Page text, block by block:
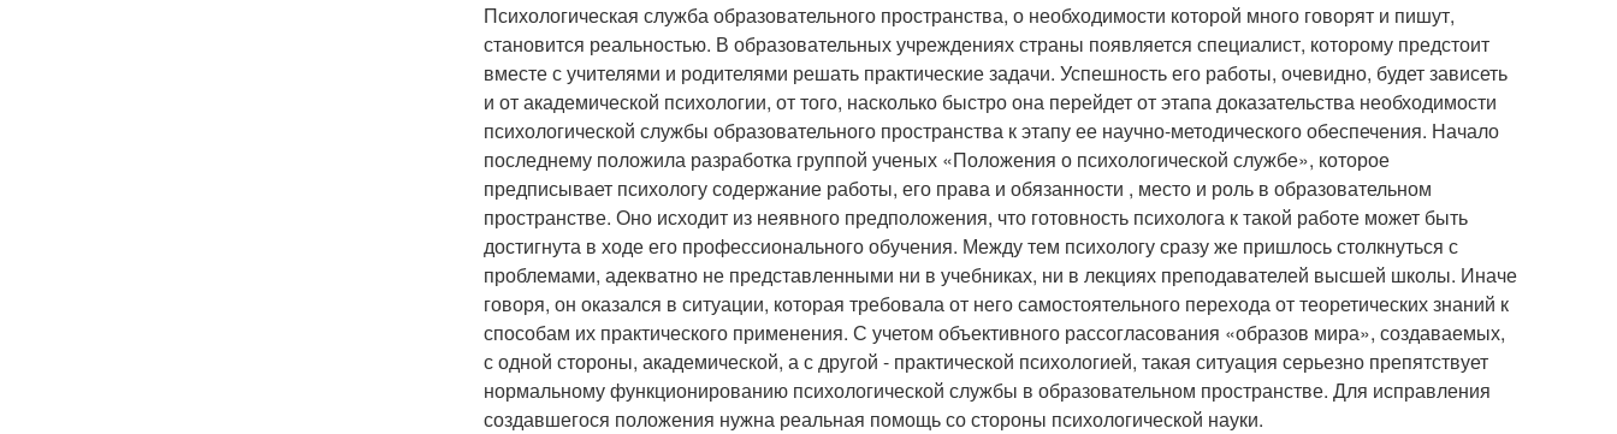
Психологическая служба образовательного пространства, о необходимости которой много говорят и пишут,
становится реальностью. В образовательных учреждениях страны появляется специалист, которому предстоит
вместе с учителями и родителями решать практические задачи. Успешность его работы, очевидно, будет зависеть
и от академической психологии, от того, насколько быстро она перейдет от этапа доказательства необходимости
психологической службы образовательного пространства к этапу ее научно-методического обеспечения. Начало
последнему положила разработка группой ученых «Положения о психологической службе», которое
предписывает психологу содержание работы, его права и обязанности , место и роль в образовательном
пространстве. Оно исходит из неявного предположения, что готовность психолога к такой работе может быть
достигнута в ходе его профессионального обучения. Между тем психологу сразу же пришлось столкнуться с
проблемами, адекватно не представленными ни в учебниках, ни в лекциях преподавателей высшей школы. Иначе
говоря, он оказался в ситуации, которая требовала от него самостоятельного перехода от теоретических знаний к
способам их практического применения. С учетом объективного рассогласования «образов мира», создаваемых,
с одной стороны, академической, а с другой - практической психологией, такая ситуация серьезно препятствует
нормальному функционированию психологической службы в образовательном пространстве. Для исправления
создавшегося положения нужна реальная помощь со стороны психологической науки.